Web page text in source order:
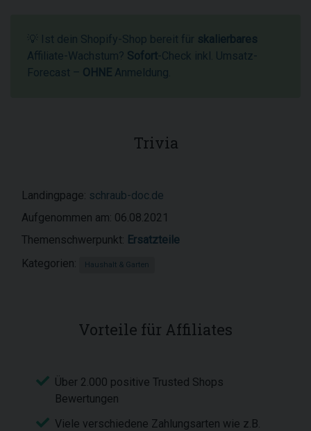
💡 Ist dein Shopify-Shop bereit für skalierbares
Affiliate-Wachstum? Sofort-Check inkl. Umsatz-
Forecast – OHNE Anmeldung.
Trivia
Landingpage: schraub-doc.de
Aufgenommen am: 06.08.2021
Themenschwerpunkt: Ersatzteile
Kategorien:
Haushalt & Garten
Vorteile für Affiliates
Über 2.000 positive Trusted Shops
Bewertungen
Viele verschiedene Zahlungsarten wie z.B.